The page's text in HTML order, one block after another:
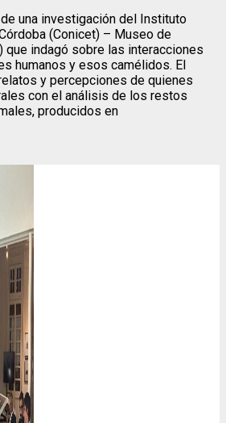
una investigación del Instituto
(Conicet) – Museo de
que indagó sobre las interacciones
humanos y esos camélidos. El
y percepciones de quienes
con el análisis de los restos
producidos en